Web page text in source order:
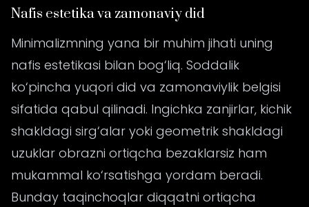
Nafis estetika va zamonaviy did
Minimalizmning yana bir muhim jihati uning
nafis estetikasi bilan bog‘liq. Soddalik
ko‘pincha yuqori did va zamonaviylik belgisi
sifatida qabul qilinadi. Ingichka zanjirlar, kichik
shakldagi sirg‘alar yoki geometrik shakldagi
uzuklar obrazni ortiqcha bezaklarsiz ham
mukammal ko‘rsatishga yordam beradi.
Bunday taqinchoqlar diqqatni ortiqcha